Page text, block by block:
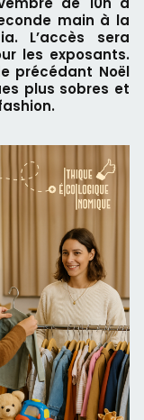
main à la
L’accès sera
les exposants.
précédant Noël
plus sobres et